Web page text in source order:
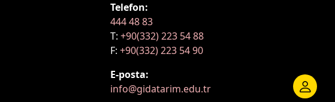
Telefon:
444 48 83
T: +90(332) 223 54 88
F: +90(332) 223 54 90
E-posta:
info@gidatarim.edu.tr